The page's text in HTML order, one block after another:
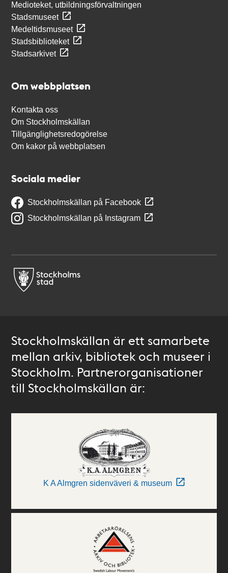
Medioteket, utbildningsförvaltningen
Stadsmuseet
Medeltidsmuseet
Stadsbiblioteket
Stadsarkivet
Om webbplatsen
Kontakta oss
Om Stockholmskällan
Tillgänglighetsredogörelse
Om kakor på webbplatsen
Sociala medier
Stockholmskällan på Facebook
Stockholmskällan på Instagram
Stockholmskällan är ett samarbete
mellan arkiv, bibliotek och museer i
Stockholm. Partnerorganisationer
till Stockholmskällan är:
K A Almgren sidenväveri & museum